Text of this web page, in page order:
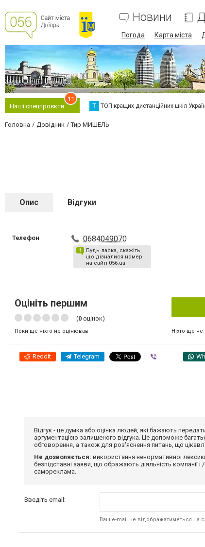
Новини
Погода Карта міста
Наші спецпроєкти
11
Т ТОП кращих дистанційних шкіл
Головна Довідник Тир МИШЕЛЬ
Опис Відгуки
Телефон 0684049070
Будь ласка, скажіть,
що дізналися номер
на сайті 056.ua
Оцініть першим
(0 оцінок)
Поки ще ніхто не оцінював Ніхто ще
Reddit Telegram
Відгук - це думка або оцінка людей, які бажають
аргументацією залишеного відгука. Це допоможе
обговорення, а також для роз'яснення питань, що
Не дозволяється: використання ненормативної
безпідставні заяви, що ображають діяльність компанії
самореклама.
Введіть email:
Ваш e-mail не відображатиметься на